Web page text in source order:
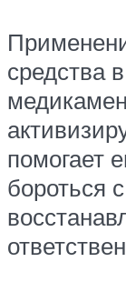
средства
помогает
бороться